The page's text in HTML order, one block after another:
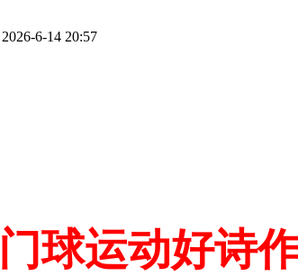
6-14 20:57
球运动好诗